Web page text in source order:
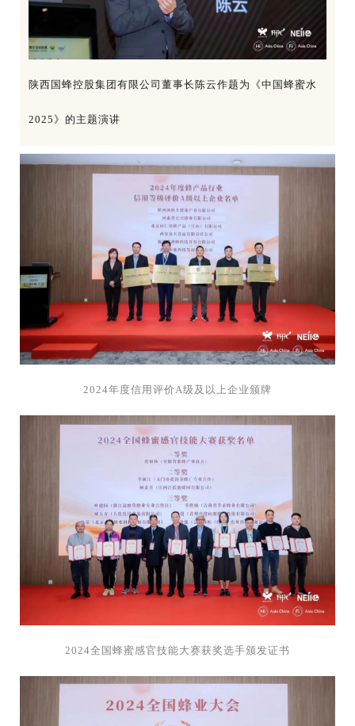
陕西国蜂控股集团有限公司董事长陈云作题为《中国蜂蜜水
2025》的主题演讲
2024年度信用评价A级及以上企业颁牌
2024全国蜂蜜感官技能大赛获奖选手颁发证书